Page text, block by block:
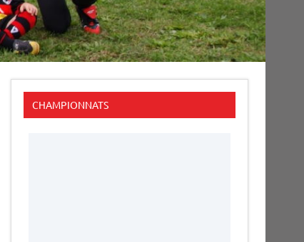
CHAMPIONNATS